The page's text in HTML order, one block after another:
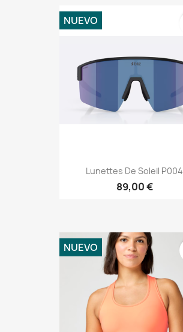
Lunettes De Soleil P004
89,00 €
NUEVO
NUEVO